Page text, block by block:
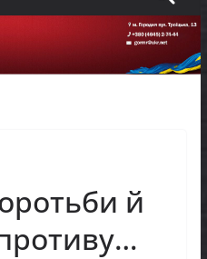
з інвалідністю на працю
й